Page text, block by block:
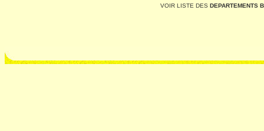
VOIR LISTE DES DEPARTEMENTS